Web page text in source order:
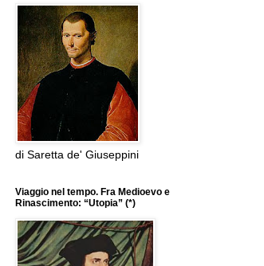
di Saretta de' Giuseppini
Viaggio nel tempo. Fra Medioevo e
Rinascimento: “Utopia” (*)